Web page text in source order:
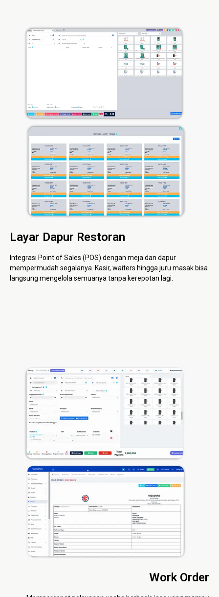
Layar Dapur Restoran
Integrasi Point of Sales (POS) dengan meja dan dapur
mempermudah segalanya. Kasir, waiters hingga juru masak bisa
langsung mengelola semuanya tanpa kerepotan lagi.
Work Order